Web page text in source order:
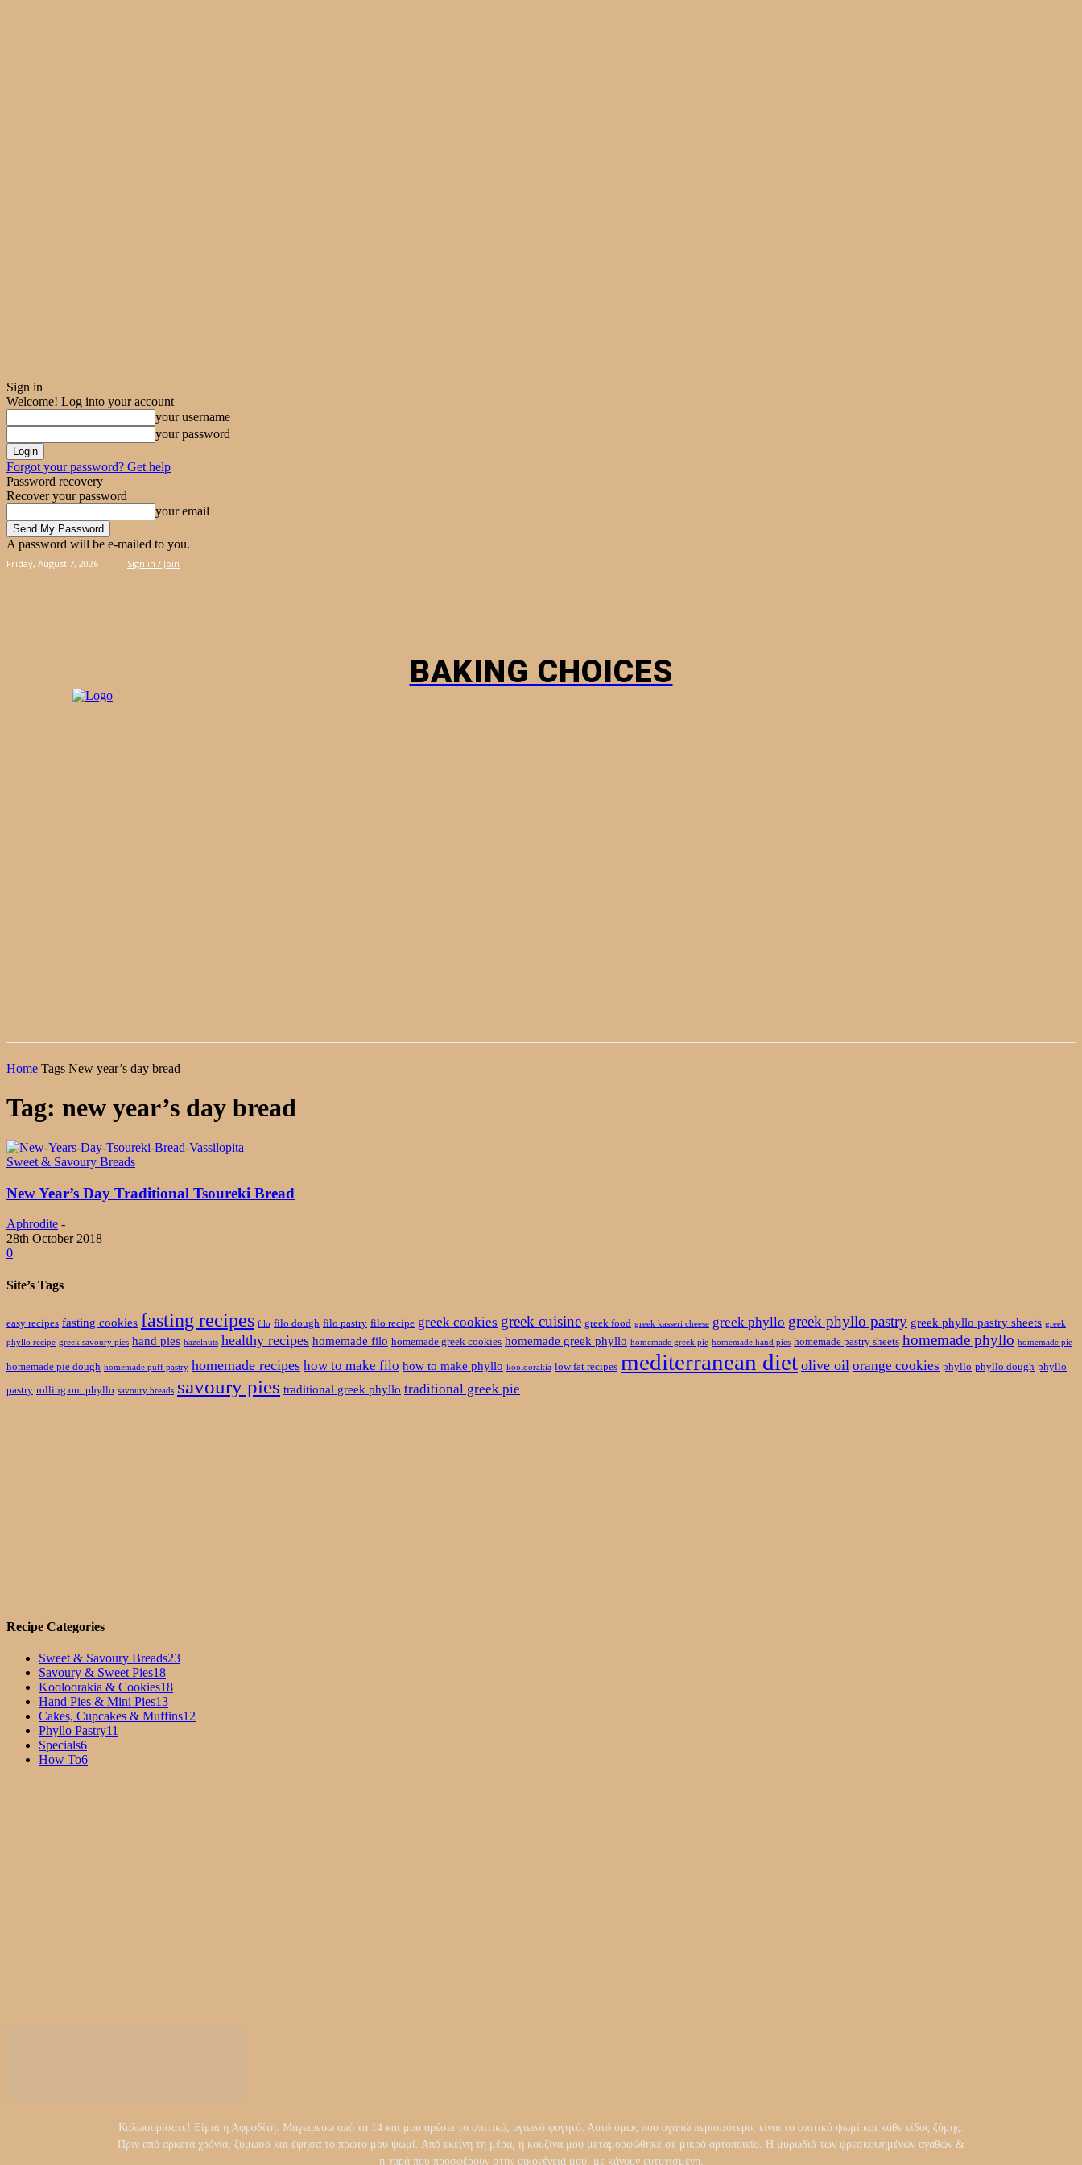
Sign in
Welcome! Log into your account
your username
your password
Forgot your password? Get help
Password recovery
Recover your password
your email
A password will be e-mailed to you.
Friday, August 7, 2026 Sign in / Join
BAKING CHOICES
Home Tags New year’s day bread
Tag: new year’s day bread
Sweet & Savoury Breads
New Year’s Day Traditional Tsoureki Bread
Aphrodite -
28th October 2018
0
Site’s Tags
easy recipes fasting cookies fasting recipes filo filo dough filo pastry filo recipe greek cookies greek cuisine greek food greek kasseri cheese greek phyllo greek phyllo pastry greek phyllo pastry sheets greek
phyllo recipe greek savoury pies hand pies hazelnuts healthy recipes homemade filo homemade greek cookies homemade greek phyllo homemade greek pie homemade hand pies homemade pastry sheets homemade phyllo homemade pie
homemade pie dough homemade puff pastry homemade recipes how to make filo how to make phyllo kooloorakia low fat recipes mediterranean diet olive oil orange cookies phyllo phyllo dough phyllo
pastry rolling out phyllo savoury breads savoury pies traditional greek phyllo traditional greek pie
Recipe Categories
Sweet & Savoury Breads23
Savoury & Sweet Pies18
Kooloorakia & Cookies18
Hand Pies & Mini Pies13
Cakes, Cupcakes & Muffins12
Phyllo Pastry11
Specials6
How To6
Καλωσορίσατε! Είμαι η Αφροδίτη. Μαγειρεύω από τα 14 και μου αρέσει το σπιτικό, υγιεινό φαγητό. Αυτό όμως που αγαπώ περισσότερο, είναι το σπιτικό ψωμί και κάθε είδος ζύμης.
Πριν από αρκετά χρόνια, ζύμωσα και έψησα το πρώτο μου ψωμί. Από εκείνη τη μέρα, η κουζίνα μου μεταμορφώθηκε σε μικρό αρτοποιείο. Η μυρωδιά των φρεσκοψημένων αγαθών &
η χαρά που προσφέρουν στην οικογένειά μου, με κάνουν ευτυχισμένη.